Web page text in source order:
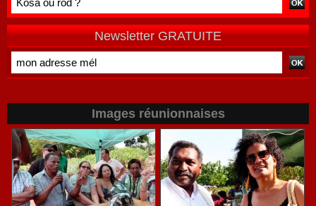
de terrain
Newsletter GRATUITE
Images réunionnaises